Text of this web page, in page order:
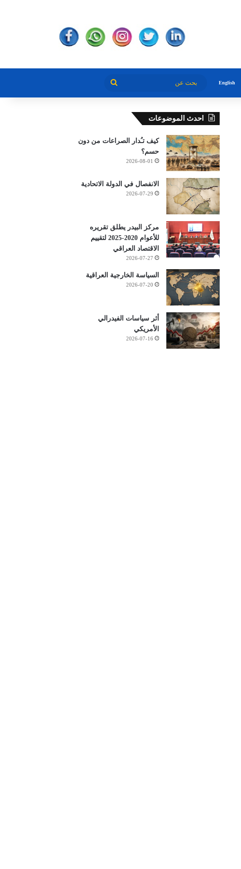
English بحث
عن
احدث الموضوعات
كيف تـُدار الصراعات من دون
حسم؟
2026-08-01
الانفصال في الدولة الاتحادية
2026-07-29
مركز البيدر يطلق تقريره
للأعوام 2020-2025 لتقييم
الاقتصاد العراقي
2026-07-27
السياسة الخارجية العراقية
2026-07-20
أثر سياسات الفيدرالي
الأمريكي
2026-07-16